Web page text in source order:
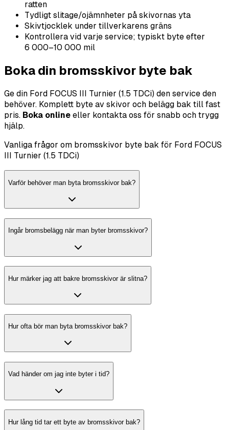
ratten
Tydligt slitage/ojämnheter på skivornas yta
Skivtjocklek under tillverkarens gräns
Kontrollera vid varje service; typiskt byte efter
6 000–10 000 mil
Boka din bromsskivor byte bak
Ge din Ford FOCUS III Turnier (1.5 TDCi) den service den
behöver. Komplett byte av skivor och belägg bak till fast
pris. Boka online eller kontakta oss för snabb och trygg
hjälp.
Vanliga frågor om bromsskivor byte bak för Ford FOCUS
III Turnier (1.5 TDCi)
Varför behöver man byta bromsskivor bak?
Ingår bromsbelägg när man byter bromsskivor?
Hur märker jag att bakre bromsskivor är slitna?
Hur ofta bör man byta bromsskivor bak?
Vad händer om jag inte byter i tid?
Hur lång tid tar ett byte av bromsskivor bak?